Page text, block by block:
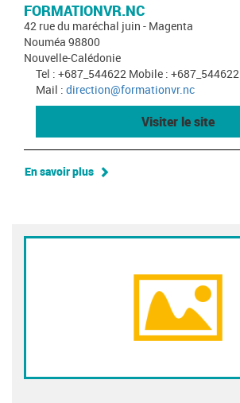
FORMATIONVR.NC
42 rue du maréchal juin - Magenta
Nouméa 98800
Nouvelle-Calédonie
Tel : +687_544622 Mobile : +687_544622
Mail : direction@formationvr.nc
Visiter le site
En savoir plus